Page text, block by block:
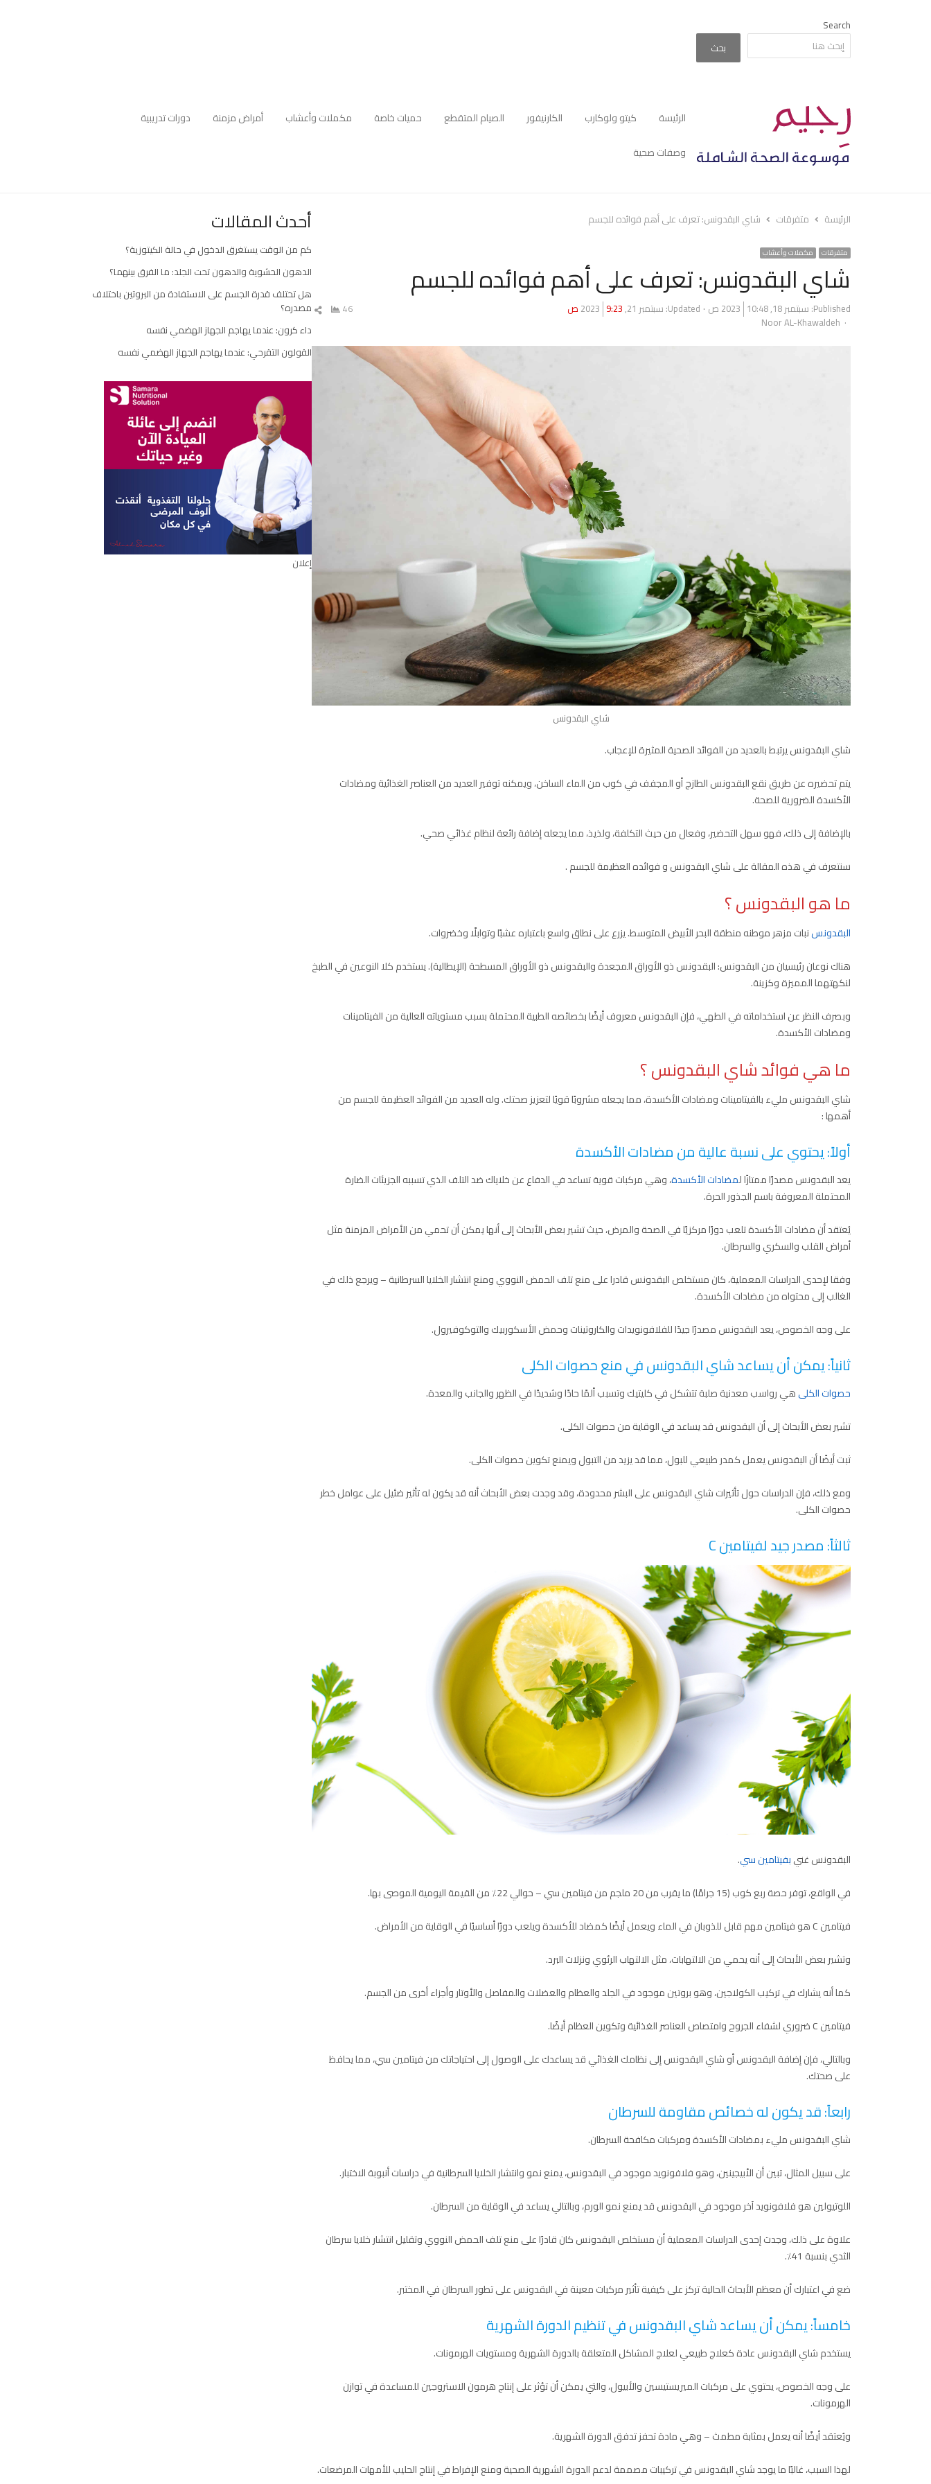
Search
بحث
الرئيسة كيتو ولوكارب الكارنيفور الصيام المتقطع حميات خاصة مكملات وأعشاب أمراض مزمنة
دورات تدريبية
وصفات صحية
الرئيسة متفرقات شاي البقدونس: تعرف على أهم فوائده للجسم
متفرقات مكملات وأعشاب
شاي البقدونس: تعرف على أهم فوائده للجسم
Published: سبتمبر 18, 2023 10:48 ص Updated: سبتمبر 21, 2023 9:23 ص
Author
Noor AL-Khawaldeh
46
شارك
المقال
شاي البقدونس
شاي البقدونس يرتبط بالعديد من الفوائد الصحية المثيرة للإعجاب.
يتم تحضيره عن طريق نقع البقدونس الطازج أو المجفف في كوب من الماء الساخن، ويمكنه توفير العديد من العناصر الغذائية ومضادات
الأكسدة الضرورية للصحة.
بالإضافة إلى ذلك، فهو سهل التحضير، وفعال من حيث التكلفة، ولذيذ، مما يجعله إضافة رائعة لنظام غذائي صحي.
سنتعرف في هذه المقالة على شاي البقدونس و فوائده العظيمة للجسم .
ما هو البقدونس ؟
البقدونسنبات مزهر موطنه منطقة البحر الأبيض المتوسط. يزرع على نطاق واسع باعتباره عشبًا وتوابلًا وخضروات.
هناك نوعان رئيسيان من البقدونس: البقدونس ذو الأوراق المجعدة والبقدونس ذو الأوراق المسطحة (الإيطالية). يستخدم كلا النوعين في الطبخ
لنكهتهما المميزة وكزينة.
وبصرف النظر عن استخداماته في الطهي، فإن البقدونس معروف أيضًا بخصائصه الطبية المحتملة بسبب مستوياته العالية من الفيتامينات
ومضادات الأكسدة.
ما هي فوائد شاي البقدونس ؟
شاي البقدونس مليء بالفيتامينات ومضادات الأكسدة، مما يجعله مشروبًا قويًا لتعزيز صحتك. وله العديد من الفوائد العظيمة للجسم من
أهمها :
أولاً: يحتوي على نسبة عالية من مضادات الأكسدة
يعد البقدونس مصدرًا ممتازًا لمضادات الأكسدة، وهي مركبات قوية تساعد في الدفاع عن خلاياك ضد التلف الذي تسببه الجزيئات الضارة
المحتملة المعروفة باسم الجذور الحرة.
يُعتقد أن مضادات الأكسدة تلعب دورًا مركزيًا في الصحة والمرض، حيث تشير بعض الأبحاث إلى أنها يمكن أن تحمي من الأمراض المزمنة مثل
أمراض القلب والسكري والسرطان.
وفقا لإحدى الدراسات المعملية، كان مستخلص البقدونس قادرا على منع تلف الحمض النووي ومنع انتشار الخلايا السرطانية – ويرجع ذلك في
الغالب إلى محتواه من مضادات الأكسدة.
على وجه الخصوص، يعد البقدونس مصدرًا جيدًا للفلافونويدات والكاروتينات وحمض الأسكوربيك والتوكوفيرول.
ثانياً: يمكن أن يساعد شاي البقدونس في منع حصوات الكلى
حصوات الكلىهي رواسب معدنية صلبة تتشكل في كليتيك وتسبب ألمًا حادًا وشديدًا في الظهر والجانب والمعدة.
تشير بعض الأبحاث إلى أن البقدونس قد يساعد في الوقاية من حصوات الكلى.
ثبت أيضًا أن البقدونس يعمل كمدر طبيعي للبول، مما قد يزيد من التبول ويمنع تكوين حصوات الكلى.
ومع ذلك، فإن الدراسات حول تأثيرات شاي البقدونس على البشر محدودة، وقد وجدت بعض الأبحاث أنه قد يكون له تأثير ضئيل على عوامل خطر
حصوات الكلى.
ثالثاً: مصدر جيد لفيتامين C
البقدونس غنيبفيتامين سي.
في الواقع، توفر حصة ربع كوب (15 جرامًا) ما يقرب من 20 ملجم من فيتامين سي – حوالي 22٪ من القيمة اليومية الموصى بها.
فيتامين C هو فيتامين مهم قابل للذوبان في الماء ويعمل أيضًا كمضاد للأكسدة ويلعب دورًا أساسيًا في الوقاية من الأمراض.
وتشير بعض الأبحاث إلى أنه يحمي من الالتهابات، مثل الالتهاب الرئوي ونزلات البرد.
كما أنه يشارك في تركيب الكولاجين، وهو بروتين موجود في الجلد والعظام والعضلات والمفاصل والأوتار وأجزاء أخرى من الجسم.
فيتامين C ضروري لشفاء الجروح وامتصاص العناصر الغذائية وتكوين العظام أيضًا.
وبالتالي، فإن إضافة البقدونس أو شاي البقدونس إلى نظامك الغذائي قد يساعدك على الوصول إلى احتياجاتك من فيتامين سي، مما يحافظ
على صحتك.
رابعاً: قد يكون له خصائص مقاومة للسرطان
شاي البقدونس مليء بمضادات الأكسدة ومركبات مكافحة السرطان.
على سبيل المثال، تبين أن الأبيجينين، وهو فلافونويد موجود في البقدونس، يمنع نمو وانتشار الخلايا السرطانية في دراسات أنبوبة الاختبار.
اللوتيولين هو فلافونويد آخر موجود في البقدونس قد يمنع نمو الورم، وبالتالي يساعد في الوقاية من السرطان.
علاوة على ذلك، وجدت إحدى الدراسات المعملية أن مستخلص البقدونس كان قادرًا على منع تلف الحمض النووي وتقليل انتشار خلايا سرطان
الثدي بنسبة 41٪.
ضع في اعتبارك أن معظم الأبحاث الحالية تركز على كيفية تأثير مركبات معينة في البقدونس على تطور السرطان في المختبر.
خامساً: يمكن أن يساعد شاي البقدونس في تنظيم الدورة الشهرية
يستخدم شاي البقدونس عادة كعلاج طبيعي لعلاج المشاكل المتعلقة بالدورة الشهرية ومستويات الهرمونات.
على وجه الخصوص، يحتوي على مركبات الميريستيسين والأبيول، والتي يمكن أن تؤثر على إنتاج هرمون الاستروجين للمساعدة في توازن
الهرمونات.
ويُعتقد أيضًا أنه يعمل بمثابة مطمث – وهي مادة تحفز تدفق الدورة الشهرية.
لهذا السبب، غالبًا ما يوجد شاي البقدونس في تركيبات مصممة لدعم الدورة الشهرية الصحية ومنع الإفراط في إنتاج الحليب للأمهات المرضعات.
أحدث المقالات
كم من الوقت يستغرق الدخول في حالة الكيتوزية؟
الدهون الحشوية والدهون تحت الجلد: ما الفرق بينهما؟
هل تختلف قدرة الجسم على الاستفادة من البروتين باختلاف
مصدره؟
داء كرون: عندما يهاجم الجهاز الهضمي نفسه
القولون التقرحي: عندما يهاجم الجهاز الهضمي نفسه
إعلان